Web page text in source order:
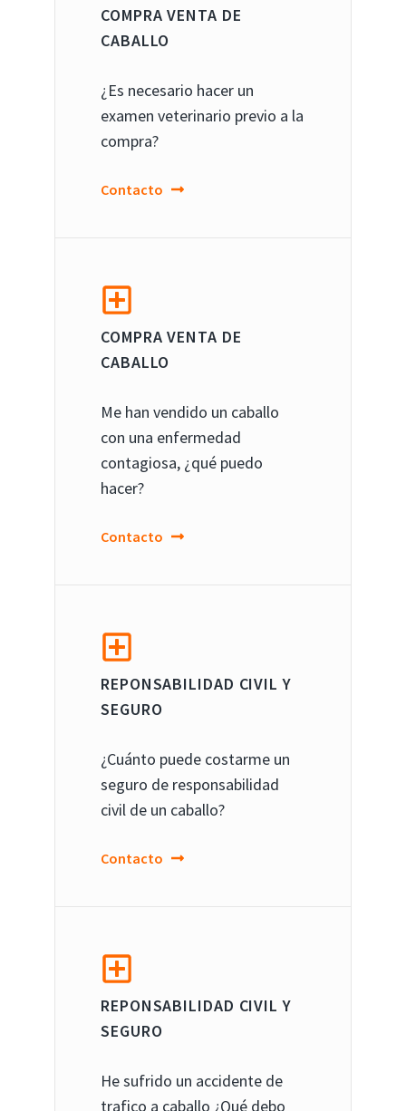
COMPRA VENTA DE
CABALLO
¿Es necesario hacer un
examen veterinario previo a la
compra?
Contacto
COMPRA VENTA DE
CABALLO
Me han vendido un caballo
con una enfermedad
contagiosa, ¿qué puedo
hacer?
Contacto
REPONSABILIDAD CIVIL Y
SEGURO
¿Cuánto puede costarme un
seguro de responsabilidad
civil de un caballo?
Contacto
REPONSABILIDAD CIVIL Y
SEGURO
He sufrido un accidente de
trafico a caballo ¿Qué debo